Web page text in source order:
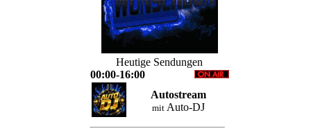
Heutige Sendungen
00:00-16:00
Autostream
mitAuto-DJ